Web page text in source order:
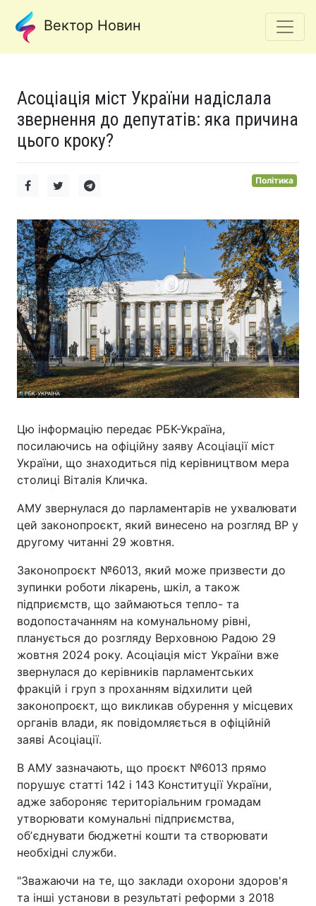
Вектор Новин
Асоціація міст України надіслала
звернення до депутатів: яка причина
цього кроку?
Політика
Цю інформацію передає РБК-Україна,
посилаючись на офіційну заяву Асоціації міст
України, що знаходиться під керівництвом мера
столиці Віталія Кличка.
АМУ звернулася до парламентарів не ухвалювати
цей законопроєкт, який винесено на розгляд ВР у
другому читанні 29 жовтня.
Законопроєкт №6013, який може призвести до
зупинки роботи лікарень, шкіл, а також
підприємств, що займаються тепло- та
водопостачанням на комунальному рівні,
планується до розгляду Верховною Радою 29
жовтня 2024 року. Асоціація міст України вже
звернулася до керівників парламентських
фракцій і груп з проханням відхилити цей
законопроєкт, що викликав обурення у місцевих
органів влади, як повідомляється в офіційній
заяві Асоціації.
В АМУ зазначають, що проєкт №6013 прямо
порушує статті 142 і 143 Конституції України,
адже забороняє територіальним громадам
утворювати комунальні підприємства,
обʼєднувати бюджетні кошти та створювати
необхідні служби.
"Зважаючи на те, що заклади охорони здоров'я
та інші установи в результаті реформи з 2018